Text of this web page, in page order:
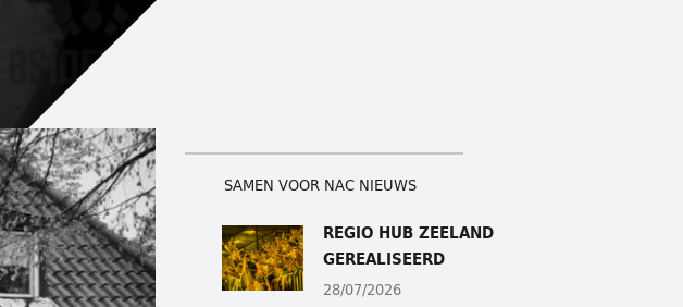
SAMEN VOOR NAC NIEUWS
REGIO HUB ZEELAND
GEREALISEERD
28/07/2026